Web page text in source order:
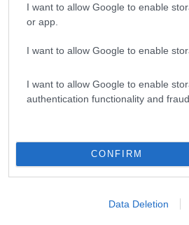
I want to allow Google to enable
or app.
I want to allow Google to enable
I want to allow Google to enable
authentication functionality and
CONFIRM
Data Deletion